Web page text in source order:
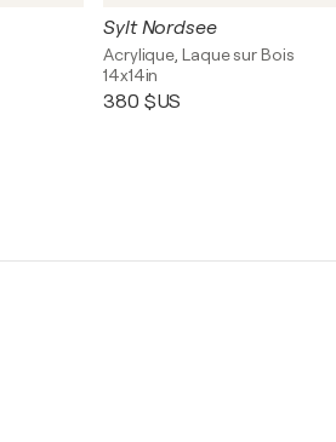
Sylt Nordsee
Acrylique, Laque sur Bois
14x14in
380 $US